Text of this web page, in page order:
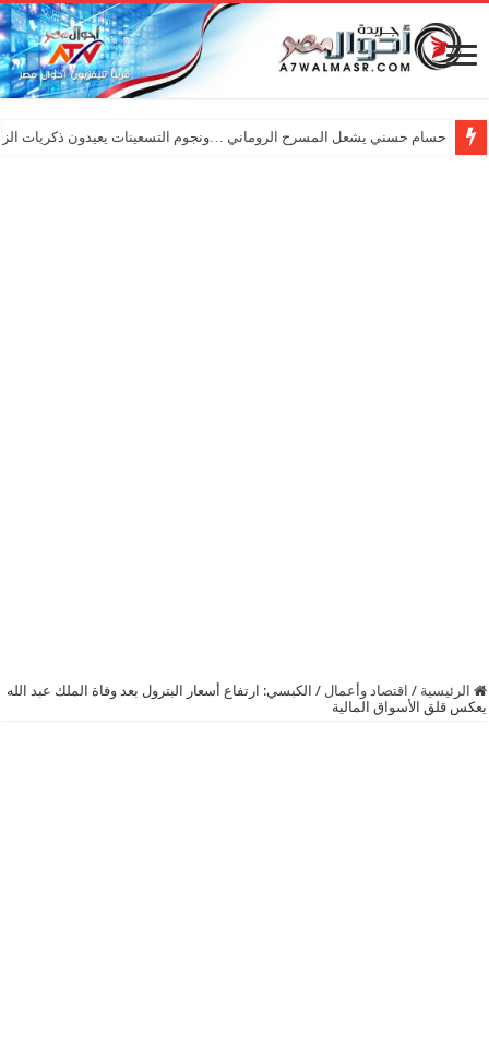
حسام حسني يشعل المسرح الروماني …ونجوم التسعينات يعيدون ذكريات
الرئيسية / اقتصاد وأعمال / الكبسي: ارتفاع أسعار البترول بعد وفاة الملك عبد الله
يعكس قلق الأسواق المالية